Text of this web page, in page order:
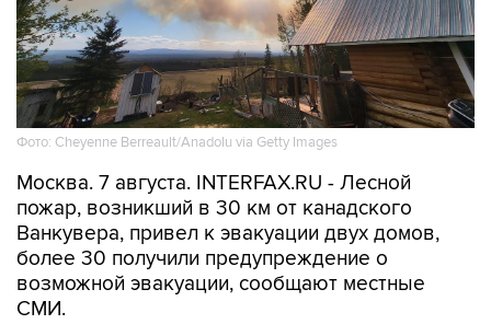
Фото: Cheyenne Berreault/Anadolu via Getty Images
Москва. 7 августа. INTERFAX.RU - Лесной
пожар, возникший в 30 км от канадского
Ванкувера, привел к эвакуации двух домов,
более 30 получили предупреждение о
возможной эвакуации, сообщают местные
СМИ.